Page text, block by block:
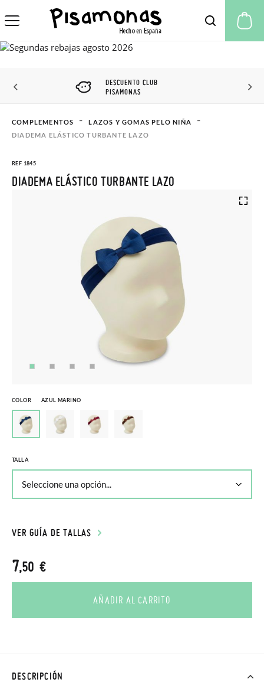
DESCUENTO CLUB
PISAMONAS
COMPLEMENTOS
LAZOS Y GOMAS PELO NIÑA
DIADEMA ELÁSTICO TURBANTE LAZO
REF 1845
DIADEMA ELÁSTICO TURBANTE LAZO
COLOR AZUL MARINO
TALLA
VER GUÍA DE TALLAS
7,50 €
AÑADIR AL CARRITO
DESCRIPCIÓN